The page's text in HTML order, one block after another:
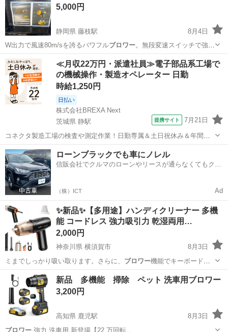
5,000円
静岡県 藤枝駅
8月4日
W出力で風速80m/sを誇るパワフルブロワー。無段変速スイッチで強弱
を指一本で調…
静岡 藤枝市 藤枝駅 その他 洗車
≪月収22万円・派遣社員≫電子部品系工場で
の機械操作・製造オペレーター 日勤
時給1,250円
日払い
株式会社BREXA Next
茨城県 静駅
提携サイト 7月21日
コネクタ製造工場の検査や測定作業！日勤専属＆土日祝休み＆年間休
日128日★クリーンルーム内作業★マイカー通勤OK＆無料駐車場あり
★就業先食堂利用可！日払い制度あり！《茨城県常陸大宮市》 人気の
工場のお仕事 ◇コネクタ製造工...
茨城 常陸大宮市 静駅 その他
ローンブラックでも車にノレル
信販会社でクルマのローンやリースが通らなくてもクル
（株）ICT Ad
✨新品✨【多用途】ハンディクリーナー 多機
能 コードレス 強力吸引力 乾湿両用…
2,000円
神奈川県 横須賀市
8月3日
ミまでしっかり吸い取ります。さらに、 ブロワー機能でキーボードや
家具の裏のホコリも…
神奈川 横須賀市 家電 真空パック
新品 多機能 掃除 ペット 洗車用ブロワー
3,200円
高知県 鹿児駅
8月3日
ブロワー強力 洗車用 新登場【22 万回転…